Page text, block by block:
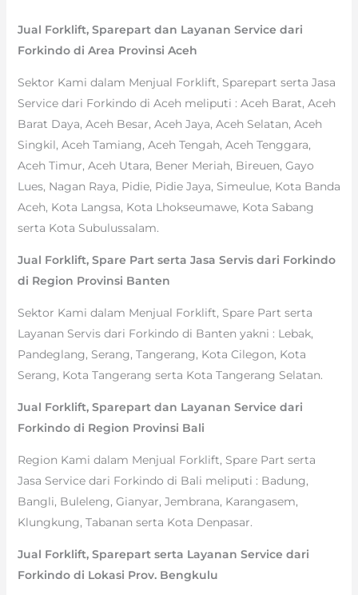
Jual Forklift, Sparepart dan Layanan Service dari
Forkindo di Area Provinsi Aceh
Sektor Kami dalam Menjual Forklift, Sparepart serta Jasa
Service dari Forkindo di Aceh meliputi : Aceh Barat, Aceh
Barat Daya, Aceh Besar, Aceh Jaya, Aceh Selatan, Aceh
Singkil, Aceh Tamiang, Aceh Tengah, Aceh Tenggara,
Aceh Timur, Aceh Utara, Bener Meriah, Bireuen, Gayo
Lues, Nagan Raya, Pidie, Pidie Jaya, Simeulue, Kota Banda
Aceh, Kota Langsa, Kota Lhokseumawe, Kota Sabang
serta Kota Subulussalam.
Jual Forklift, Spare Part serta Jasa Servis dari Forkindo
di Region Provinsi Banten
Sektor Kami dalam Menjual Forklift, Spare Part serta
Layanan Servis dari Forkindo di Banten yakni : Lebak,
Pandeglang, Serang, Tangerang, Kota Cilegon, Kota
Serang, Kota Tangerang serta Kota Tangerang Selatan.
Jual Forklift, Sparepart dan Layanan Service dari
Forkindo di Region Provinsi Bali
Region Kami dalam Menjual Forklift, Spare Part serta
Jasa Service dari Forkindo di Bali meliputi : Badung,
Bangli, Buleleng, Gianyar, Jembrana, Karangasem,
Klungkung, Tabanan serta Kota Denpasar.
Jual Forklift, Sparepart serta Layanan Service dari
Forkindo di Lokasi Prov. Bengkulu